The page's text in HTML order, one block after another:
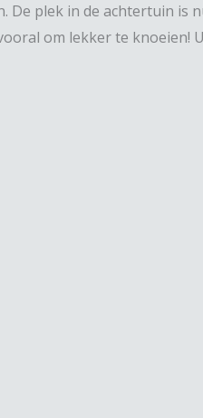
plek in de achtertuin is
om lekker te knoeien!